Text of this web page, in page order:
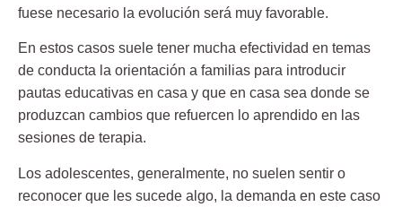
fuese necesario la evolución será muy favorable.
En estos casos suele tener mucha efectividad en temas
de conducta la orientación a familias para introducir
pautas educativas en casa y que en casa sea donde se
produzcan cambios que refuercen lo aprendido en las
sesiones de terapia.
Los adolescentes, generalmente, no suelen sentir o
reconocer que les sucede algo, la demanda en este caso